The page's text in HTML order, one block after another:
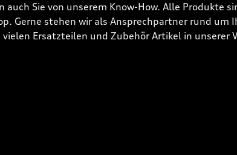
Sie von unserem Know-How. Alle Produkte
Gerne stehen wir als Ansprechpartner rund
Ersatzteilen und Zubehör Artikel in unserer